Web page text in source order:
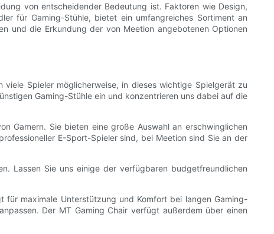
von entscheidender Bedeutung ist. Faktoren wie Design,
für Gaming-Stühle, bietet ein umfangreiches Sortiment an
und die Erkundung der von Meetion angebotenen Optionen
Spieler möglicherweise, in dieses wichtige Spielgerät zu
Gaming-Stühle ein und konzentrieren uns dabei auf die
Gamern. Sie bieten eine große Auswahl an erschwinglichen
E-Sport-Spieler sind, bei Meetion sind Sie an der
Lassen Sie uns einige der verfügbaren budgetfreundlichen
für maximale Unterstützung und Komfort bei langen Gaming-
Der MT Gaming Chair verfügt außerdem über einen